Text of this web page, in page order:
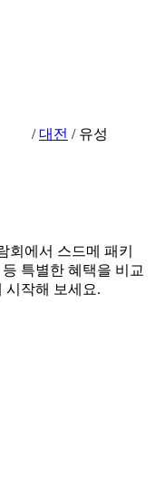
/ 대전 / 유성
회에서 스드메 패키
특별한 혜택을 비교
시작해 보세요.